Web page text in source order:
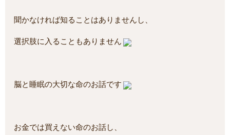
聞かなければ知ることはありませんし、
選択肢に入ることもありません
脳と睡眠の大切な命のお話です
お金では買えない命のお話し、